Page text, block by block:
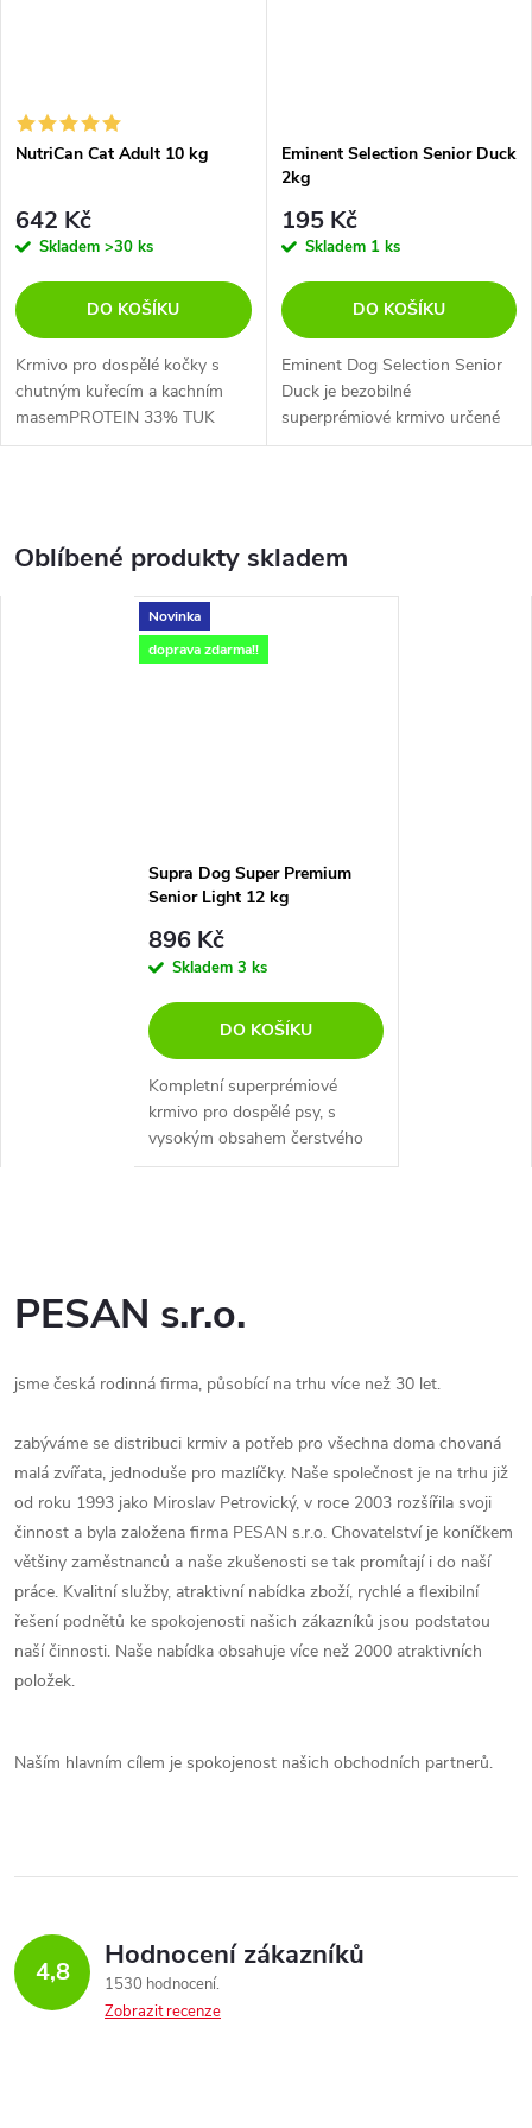
NutriCan Cat Adult 10 kg
642 Kč
Skladem >30 ks
DO KOŠÍKU
Krmivo pro dospělé kočky s
chutným kuřecím a kachním
masemPROTEIN 33% TUK
15%
Eminent Selection Senior Duck
2kg
195 Kč
Skladem 1 ks
DO KOŠÍKU
Eminent Dog Selection Senior
Duck je bezobilné
superprémiové krmivo určené
starším psům všech plemen.
Oblíbené produkty skladem
Novinka
doprava zdarma!!
Supra Dog Super Premium
Senior Light 12 kg
896 Kč
Skladem 3 ks
DO KOŠÍKU
Kompletní superprémiové
krmivo pro dospělé psy, s
vysokým obsahem čerstvého
drůbežího masa, doplněná o
PESAN s.r.o.
jsme česká rodinná firma, působící na trhu více než 30 let.
zabýváme se distribuci krmiv a potřeb pro všechna doma chovaná
malá zvířata, jednoduše pro mazlíčky. Naše společnost je na trhu již
od roku 1993 jako Miroslav Petrovický, v roce 2003 rozšířila svoji
činnost a byla založena firma PESAN s.r.o. Chovatelství je koníčkem
většiny zaměstnanců a naše zkušenosti se tak promítají i do naší
práce. Kvalitní služby, atraktivní nabídka zboží, rychlé a flexibilní
řešení podnětů ke spokojenosti našich zákazníků jsou podstatou
naší činnosti. Naše nabídka obsahuje více než 2000 atraktivních
položek.
Naším hlavním cílem je spokojenost našich obchodních partnerů.
4,8 Hodnocení zákazníků
1530 hodnocení
Zobrazit recenze